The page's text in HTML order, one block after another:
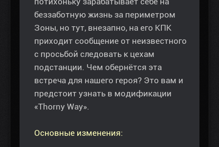
беззаботную жизнь за периметром
Зоны, но тут, внезапно, на его КПК
приходит сообщение от неизвестного
с просьбой следовать к цехам
подстанции. Чем обернётся эта
встреча для нашего героя? Это вам и
предстоит узнать в модификации
«Thorny Way».
Основные изменения: